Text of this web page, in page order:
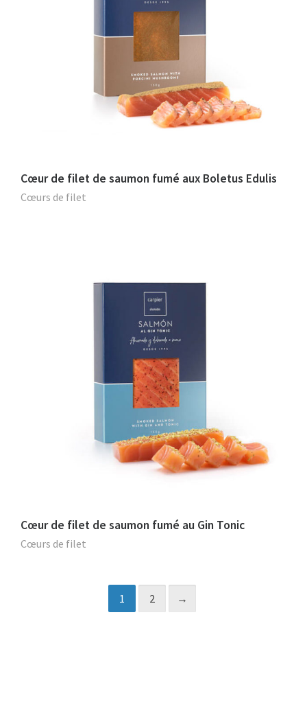
Cœur de filet de saumon fumé aux Boletus Edulis
Cœurs de filet
Cœur de filet de saumon fumé au Gin Tonic
Cœurs de filet
1 2 →